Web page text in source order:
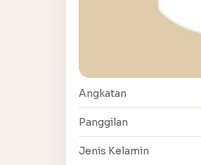
Angkatan
Panggilan
Jenis Kelamin